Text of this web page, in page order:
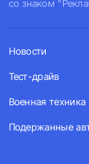
со знаком
Новости
Тест-драйв
Военная техника
Подержанные